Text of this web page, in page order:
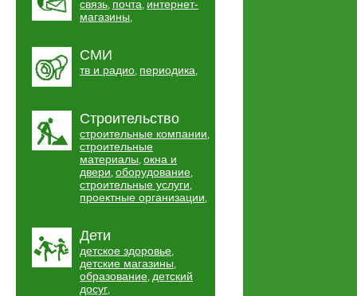
связь, почта, интернет-
магазины,
СМИ
тв и радио, периодика,
Строительство
строительные компании,
строительные
материалы, окна и
двери, оборудование,
строительные услуги,
проектные организации,
Дети
детское здоровье,
детские магазины,
образование, детский
досуг,